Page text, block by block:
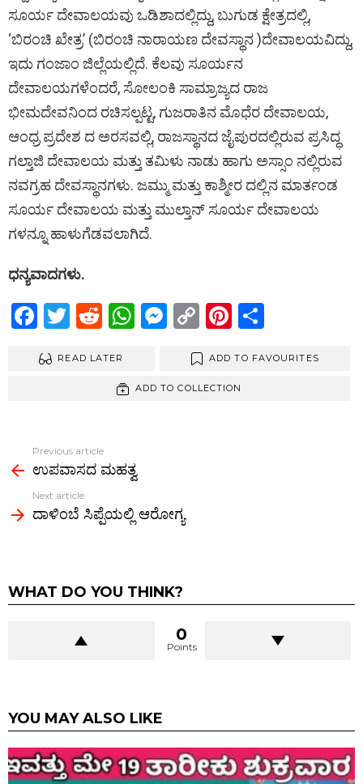
ಸೂರ್ಯ ದೇವಾಲಯವು ಒಡಿಶಾದಲ್ಲಿದ್ದು, ಬುಗುಡ ಕ್ಷೇತ್ರದಲ್ಲಿ,
‘ಬಿರಂಚಿ ಖೇತ್ರ’ (ಬಿರಂಚಿ ನಾರಾಯಣ ದೇವಸ್ಥಾನ )ದೇವಾಲಯವಿದ್ದು,
ಇದು ಗಂಜಾಂ ಜಿಲ್ಲೆಯಲ್ಲಿದೆ. ಕೆಲವು ಸೂರ್ಯನ
ದೇವಾಲಯಗಳೆಂದರೆ, ಸೋಲಂಕಿ ಸಾಮ್ರಾಜ್ಯದ ರಾಜ
ಭೀಮದೇವನಿಂದ ರಚಿಸಲ್ಪಟ್ಟ, ಗುಜರಾತಿನ ಮೊಧೆರ ದೇವಾಲಯ,
ಆಂಧ್ರ ಪ್ರದೇಶ ದ ಅರಸವಲ್ಲಿ, ರಾಜಸ್ಥಾನದ ಜೈಪುರದಲ್ಲಿರುವ ಪ್ರಸಿದ್ಧ
ಗಲ್ತಾಜಿ ದೇವಾಲಯ ಮತ್ತು ತಮಿಳು ನಾಡು ಹಾಗು ಅಸ್ಸಾಂ ನಲ್ಲಿರುವ
ನವಗ್ರಹ ದೇವಸ್ಥಾನಗಳು. ಜಮ್ಮು ಮತ್ತು ಕಾಶ್ಮೀರ ದಲ್ಲಿನ ಮಾರ್ತಂಡ
ಸೂರ್ಯ ದೇವಾಲಯ ಮತ್ತು ಮುಲ್ತಾನ್ ಸೂರ್ಯ ದೇವಾಲಯ
ಗಳನ್ನೂ ಹಾಳುಗೆಡವಲಾಗಿದೆ.
ಧನ್ಯವಾದಗಳು.
F
ce
o
k
T
tt
R
d
di
W
s
p
M
se
n
C
py
Li
Pi
er
es
ar
READ LATER ADD TO FAVOURITES
ADD TO COLLECTION
more
Previous article
ಉಪವಾಸದ ಮಹತ್ವ
Next article
ದಾಳಿಂಬೆ ಸಿಪ್ಪೆಯಲ್ಲಿ ಆರೋಗ್ಯ
WHAT DO YOU THINK?
0
Points
YOU MAY ALSO LIKE